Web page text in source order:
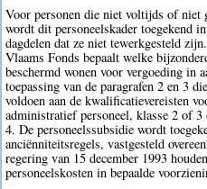
Voor personen die niet voltijds of niet
wordt dit personeelskader toegekend
dagdelen dat ze niet tewerkgesteld
Vlaams Fonds bepaalt welke
beschermd wonen voor vergoeding in
toepassing van de paragrafen 2 en 3
voldoen aan de kwalificatievereisten
administratief personeel, klasse 2 of
4. De personeelssubsidie wordt
anciënniteitsregels, vastgesteld
regering van 15 december 1993
personeelskosten in bepaalde